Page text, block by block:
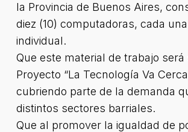
la Provincia de Buenos Aires,
diez (10) computadoras, cada
individual.
Que este material de trabajo será
Proyecto “La Tecnología Va
cubriendo parte de la demanda
distintos sectores barriales.
Que al promover la igualdad de